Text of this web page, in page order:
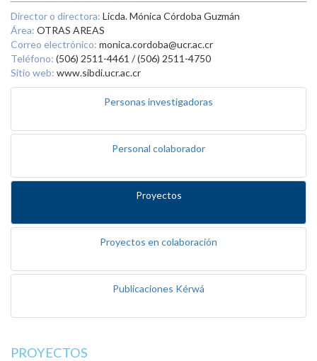
Director o directora: Licda. Mónica Córdoba Guzmán
Área: OTRAS AREAS
Correo electrónico: monica.cordoba@ucr.ac.cr
Teléfono: (506) 2511-4461 / (506) 2511-4750
Sitio web: www.sibdi.ucr.ac.cr
Personas investigadoras
Personal colaborador
Proyectos
Proyectos en colaboración
Publicaciones Kérwá
PROYECTOS